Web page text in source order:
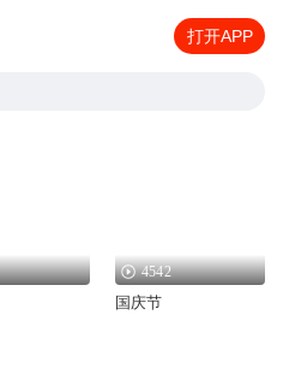
打开APP
4542
国庆节